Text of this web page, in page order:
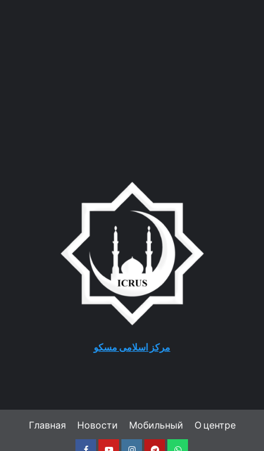
مرکز اسلامی مسکو
Главная Новости Мобильный О центре